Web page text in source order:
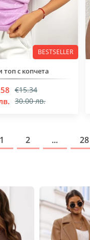
BESTSELLER
топ с копчета
€15.34
30.00 лв.
1 2 ... 28